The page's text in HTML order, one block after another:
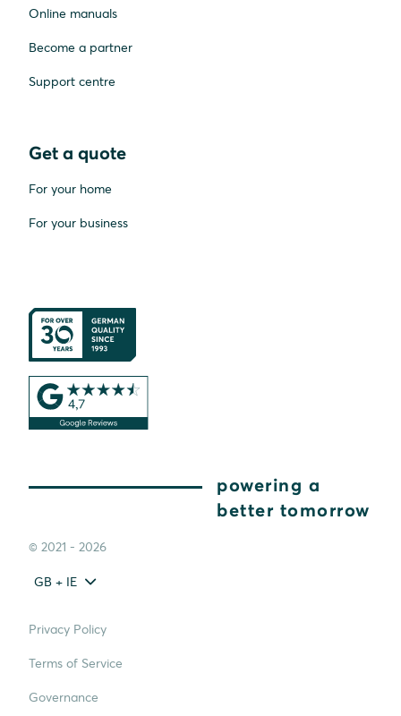
Online manuals
Become a partner
Support centre
Get a quote
For your home
For your business
powering a
better tomorrow
© 2021 - 2026
GB + IE
Privacy Policy
Terms of Service
Governance